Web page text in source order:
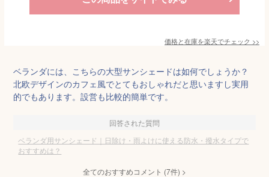
価格と在庫を楽天でチェック >>
ベランダには、こちらの大型サンシェードは如何でしょうか？
北欧デザインのカフェ風でとてもおしゃれだと思いますし実用
的でもあります。設営も比較的簡単です。
回答された質問
ベランダ用サンシェード｜日除け・雨よけに使える防水・撥水タイプで
おすすめは？
全てのおすすめコメント (7件) >